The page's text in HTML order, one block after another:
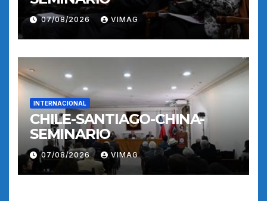
07/08/2026 VIMAG
INTERNACIONAL
CHILE-SANTIAGO-CHINA-
SEMINARIO
07/08/2026 VIMAG